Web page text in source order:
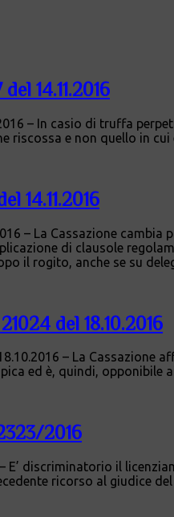
14.11.2016
– In casio di truffa
riscossa e non quello in
14.11.2016
– La Cassazione
di clausole
il rogito, anche se su
del 18.10.2016
18.10.2016 – La
ed è, quindi, opponibile
2016
– E’ discriminatorio il
ricorso al giudice